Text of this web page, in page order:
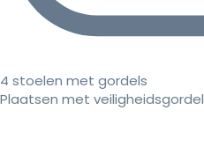
4 stoelen met gordels
Plaatsen met veiligheidsgordel